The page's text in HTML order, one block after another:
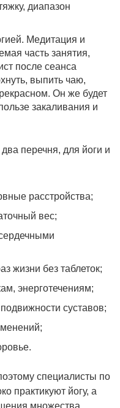
диапазон
Медитация и
часть занятия,
после сеанса
выпить чаю,
Он же будет
закаливания и
перечня, для йоги и
расстройства;
вес;
жизни без таблеток;
энерготечениям;
суставов;
специалисты по
практикуют йогу, а
множества